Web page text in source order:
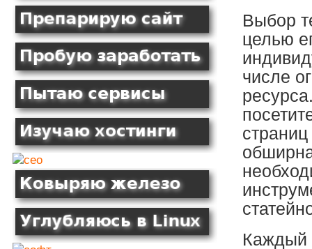
Выбор
целью
числе
Каждый